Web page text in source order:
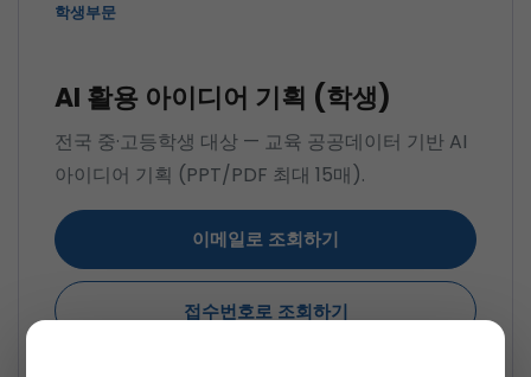
학생부문
AI 활용 아이디어 기획 (학생)
전국 중·고등학생 대상 — 교육 공공데이터 기반 AI
아이디어 기획 (PPT/PDF 최대 15매).
이메일로 조회하기
접수번호로 조회하기